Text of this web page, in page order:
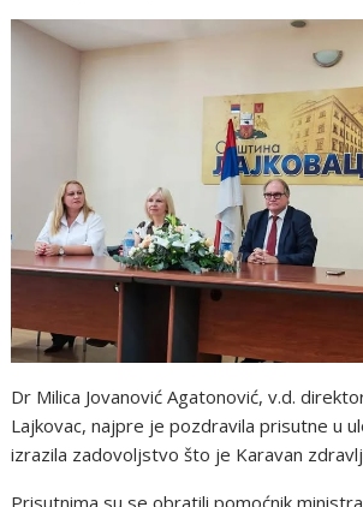
Dr Milica Jovanović Agatonović, v.d.
Lajkovac, najpre je pozdravila prisutne u
izrazila zadovoljstvo što je Karavan